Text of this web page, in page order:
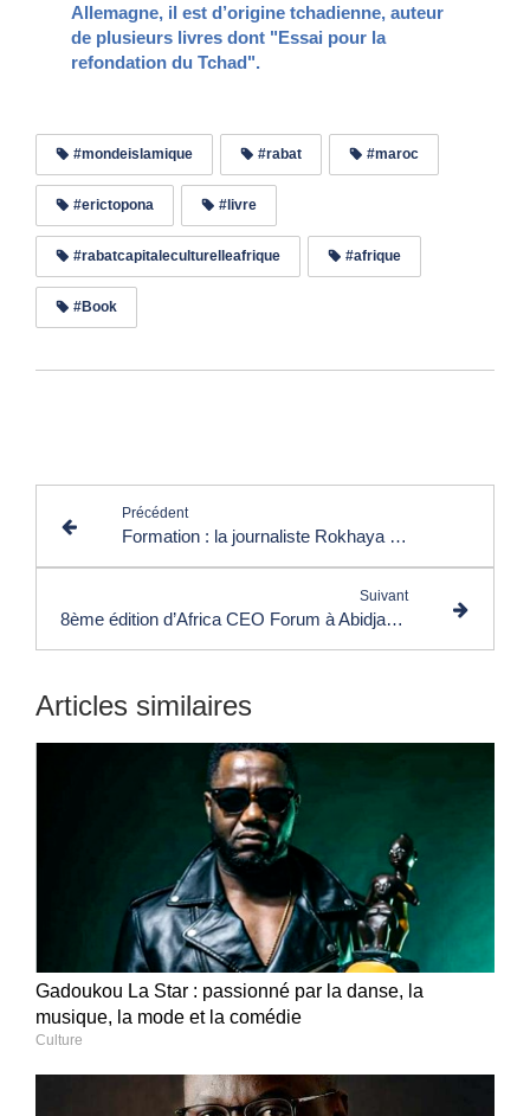
Allemagne, il est d’origine tchadienne, auteur
de plusieurs livres dont "Essai pour la
refondation du Tchad".
#mondeislamique #rabat #maroc
#erictopona #livre
#rabatcapitaleculturelleafrique #afrique
#Book
Précédent
Formation : la journaliste Rokhaya Diallo crée une école dédiée à la parole publique
Suivant
8ème édition d’Africa CEO Forum à Abidjan : de nouvelles routes tracées pour la prospérité de l’Afrique
Articles similaires
Gadoukou La Star : passionné par la danse, la
musique, la mode et la comédie
Culture